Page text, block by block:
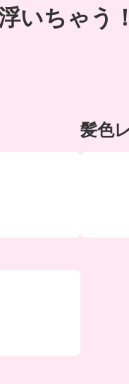
いちゃう
髪色